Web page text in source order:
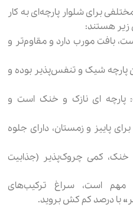
برای شلوار پارچه‌ای به کار
زیر هستند:
بافت مورب دارد و مقاوم‌تر و
پارچه شیک و تنفس‌پذیر بوده و
پارچه ای نازک و خنک است و
پاییز و زمستان، دارای جلوه‌
کمی چروک‌پذیر (جذابیت
مهم است، سراغ ترکیب‌های
با درصد کم کش بروید.